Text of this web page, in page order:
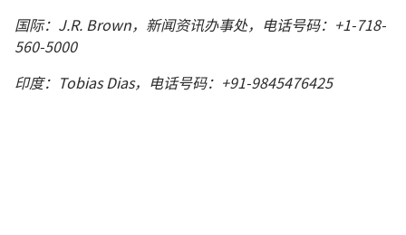
国际：J.R. Brown，新闻资讯办事处，电话号码：+1-718-
560-5000
印度：Tobias Dias，电话号码：+91-9845476425